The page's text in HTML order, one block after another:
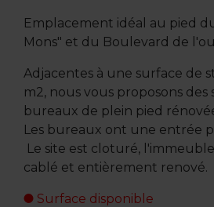
Emplacement idéal au pied
Mons" et du Boulevard de
Adjacentes à une surface de
m2, nous vous proposons des
bureaux de plein pied
Les bureaux ont une entrée
Le site est cloturé,
cablé et entièrement renové.
Surface disponible